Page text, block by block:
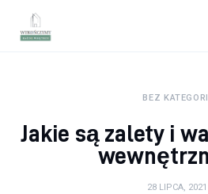
Remont
BEZ
Jakie są zalety i
28 LIPCA, 2021